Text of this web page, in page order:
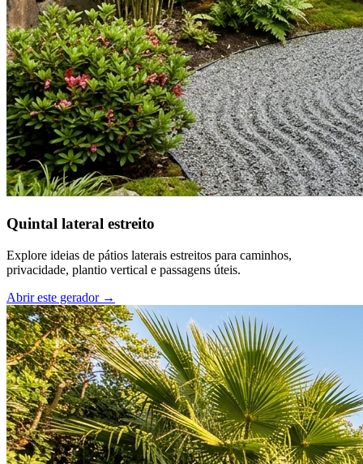
Quintal lateral estreito
Explore ideias de pátios laterais estreitos para caminhos,
privacidade, plantio vertical e passagens úteis.
Abrir este gerador→